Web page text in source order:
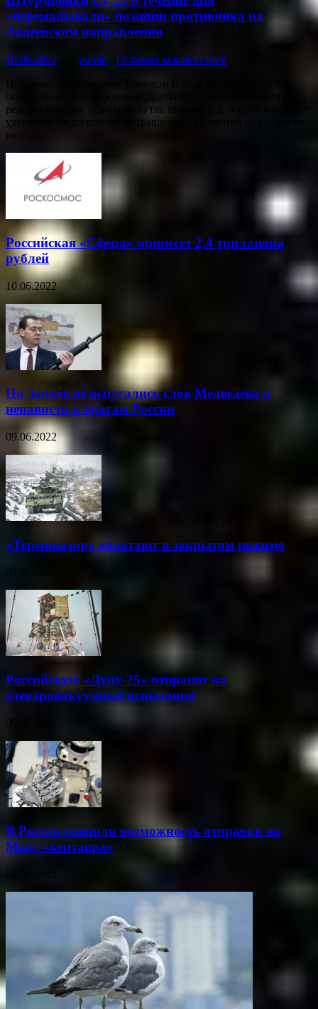
«перемалывали» позиции противника на
Авдеевском направлении
10.06.2022 admin
Оставьте комментарий
Источник изображения: topwar.ru В ходе продолжающейся
операции по освобождению Донбасса от войск киевского
режима сегодня, если можно так выразиться, особое внимание
уделялось Авдеевскому направлению. Несмотря на то, что на
ряде …
Российская «Сфера» принесет 2,4 триллиона
рублей
10.06.2022
На Западе не испугались слов Медведева о
ненависти к врагам России
09.06.2022
«Терминатор» обкатают в закрытом режиме
09.06.2022
Российскую «Луну-25» отправят на
электровакуумные испытания
09.06.2022
В России оценили возможность отправки на
Марс «кентавра»
09.06.2022